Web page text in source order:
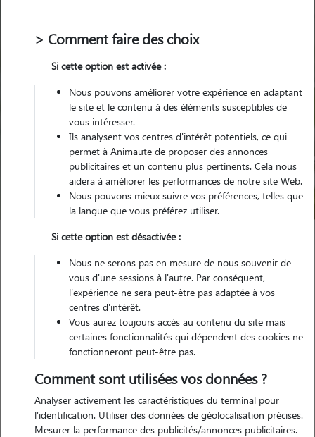
Pour quel animal ?
Trouver mon Pet Sitter
Saint-Martin-de-Londres
Nos promeneurs et familles d'accueil
à Saint-Martin-de-Londres (34380)
> Comment faire des choix
Si cette option est activée :
Nous pouvons améliorer votre expérience en adaptant
le site et le contenu à des éléments susceptibles de
vous intéresser.
Ils analysent vos centres d'intérêt potentiels, ce qui
permet à Animaute de proposer des annonces
publicitaires et un contenu plus pertinents. Cela nous
aidera à améliorer les performances de notre site Web.
Nous pouvons mieux suivre vos préférences, telles que
la langue que vous préférez utiliser.
Si cette option est désactivée :
Nous ne serons pas en mesure de nous souvenir de
vous d'une sessions à l'autre. Par conséquent,
l'expérience ne sera peut-être pas adaptée à vos
centres d'intérêt.
Vous aurez toujours accès au contenu du site mais
certaines fonctionnalités qui dépendent des cookies ne
fonctionneront peut-être pas.
Comment sont utilisées vos données ?
Analyser activement les caractéristiques du terminal pour
l'identification. Utiliser des données de géolocalisation précises.
Mesurer la performance des publicités/annonces publicitaires.